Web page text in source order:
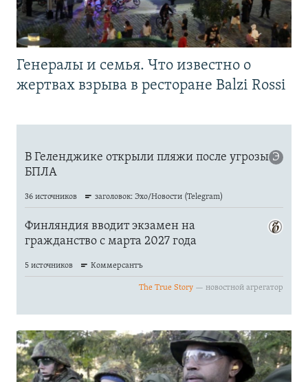
Генералы и семья. Что известно о
жертвах взрыва в ресторане Balzi Rossi